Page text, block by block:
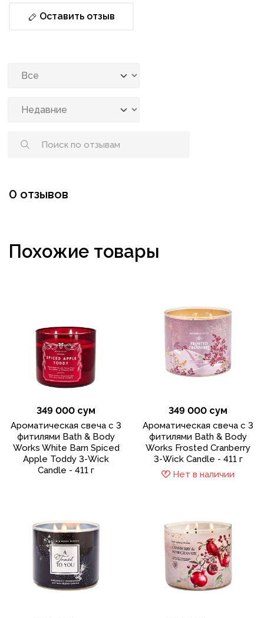
Оставить отзыв
0 отзывов
Похожие товары
349 000 сум
Ароматическая свеча с 3
фитилями Bath & Body
Works White Barn Spiced
Apple Toddy 3-Wick
Candle - 411 г
349 000 сум
Ароматическая свеча с 3
фитилями Bath & Body
Works Frosted Cranberry
3-Wick Candle - 411 г
Нет в наличии